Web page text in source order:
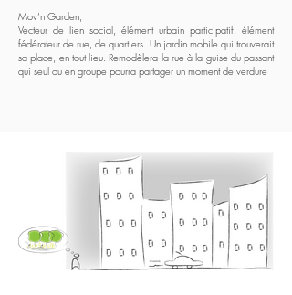
Mov’n Garden,
Vecteur de lien social, élément urbain participatif, élément
fédérateur de rue, de quartiers. Un jardin mobile qui trouverait
sa place, en tout lieu. Remodèlera la rue à la guise du passant
qui seul ou en groupe pourra partager un moment de verdure